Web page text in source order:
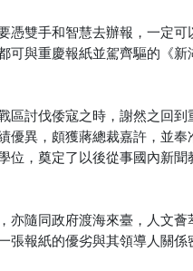
雙手和智慧去辦報，一定
與重慶報紙並駕齊驅的《
討伐倭寇之時，謝然之回
異，頗獲蔣總裁嘉許，並
，奠定了以後從事國內新
隨同政府渡海來臺，人文
報紙的優劣與其領導人關